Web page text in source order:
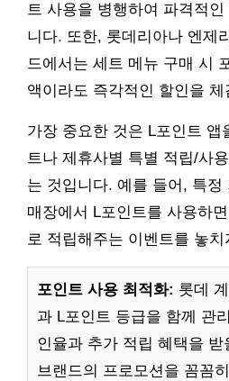
트 사용을 병행하여 파격적
니다. 또한, 롯데리아나 엔제
드에서는 세트 메뉴 구매 시
액이라도 즉각적인 할인을
가장 중요한 것은 L포인트 앱
트나 제휴사별 특별 적립/사
는 것입니다. 예를 들어, 특정
매장에서 L포인트를 사용하
로 적립해주는 이벤트를 놓치
포인트 사용 최적화: 롯데
과 L포인트 등급을 함께 관
인율과 추가 적립 혜택을
브랜드의 프로모션을 꼼꼼